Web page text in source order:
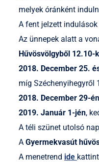
melyek óránként
A fent jelzett
Az ünnepek alatt a
Hűvösvölgyből 12.10-
2018. December 25.
míg Széchenyihegyről
2018. December 29-
2019. Január 1-jén,
A téli szünet utolsó
A Gyermekvasút
A menetrend ide